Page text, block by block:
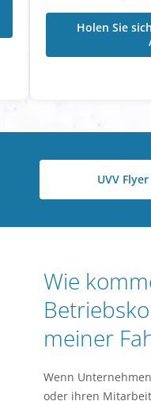
Holen Sie
UVV
Wie
meiner
Wenn
oder ihren